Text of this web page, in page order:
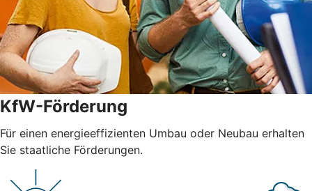
KfW-Förderung
Für einen energieeffizienten Umbau oder Neubau erhalten
Sie staatliche Förderungen.